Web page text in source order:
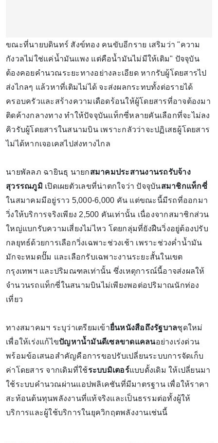
ขณะที่นายบดินทร์ สังข์ทอง คนขับอีกราย เสริมว่า "ความ
กังวลไม่ใช่แค่น้ำมันแพง แต่คือน้ำมันไม่มีให้เติม" ปัจจุบัน
ต้องคอยคำนวณระยะทางอย่างละเอียด หากรับผู้โดยสารไป
ส่งไกลๆ แล้วหาที่เติมไม่ได้ จะส่งผลกระทบทั้งต่อรายได้
ครอบครัวและสร้างความเดือดร้อนให้ผู้โดยสารที่อาจต้องมา
ติดค้างกลางทาง ทำให้ปัจจุบันแท็กซี่หลายคันเลือกที่จะไม่ลง
คิวรับผู้โดยสารในสนามบิน เพราะกลัวว่าจะปฏิเสธผู้โดยสาร
ไม่ได้หากเจอเคสไปส่งทางไกล
นายพัลลภ ฉายินธุ นายกสมาคมประสานงานรถรับจ้าง
สุวรรณภูมิเปิดเผยตัวเลขที่น่าตกใจว่า ปัจจุบันสมาชิกแท็กซี่
ในสมาคมมีอยู่ราว 5,000-6,000 คัน แต่ขณะนี้มีรถที่ออกมา
วิ่งให้บริการจริงเพียง 2,500 คันเท่านั้น เนื่องจากสมาชิกส่วน
ใหญ่แบกรับความเสี่ยงไม่ไหว โดยกลุ่มที่ยังฝืนวิ่งอยู่ต้องปรับ
กลยุทธ์ด้วยการเลือกวิ่งเฉพาะช่วงเช้า เพราะช่วงค่ำน้ำมัน
มักจะหมดปั๊ม และเลือกรับเฉพาะงานระยะสั้นในเขต
กรุงเทพฯ และปริมณฑลเท่านั้น ซึ่งเหตุการณ์นี้อาจส่งผลให้
จำนวนรถแท็กซี่ในสนามบินไม่เพียงพอต่อปริมาณนักท่อง
เที่ยว
ทางสมาคมฯ ระบุว่าเตรียมเข้ายื่นหนังสือถึงรัฐบาลชุดใหม่
เพื่อให้เร่งแก้ไขปัญหาน้ำมันดีเซลขาดแคลนอย่างเร่งด่วน
พร้อมข้อเสนอสำคัญคือการขอปรับเปลี่ยนระบบการจัดเก็บ
ค่าโดยสาร จากเดิมที่ใช้ระบบมิเตอร์แบบดั้งเดิม ให้เปลี่ยนมา
ใช้ระบบคำนวณผ่านแอปพลิเคชันที่มีมาตรฐาน เพื่อให้ราคา
สะท้อนต้นทุนพลังงานที่แท้จริงและเป็นธรรมต่อทั้งผู้ให้
บริการและผู้ใช้บริการในยุควิกฤตพลังงานเช่นนี้